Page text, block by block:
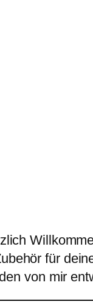
für
von mir